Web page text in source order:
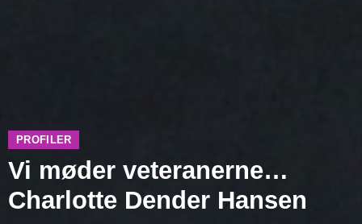
PROFILER
Vi møder veteranerne…
Charlotte Dender Hansen